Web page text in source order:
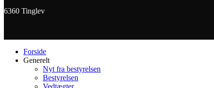
6360 Tinglev
Forside
Generelt
Nyt fra bestyrelsen
Bestyrelsen